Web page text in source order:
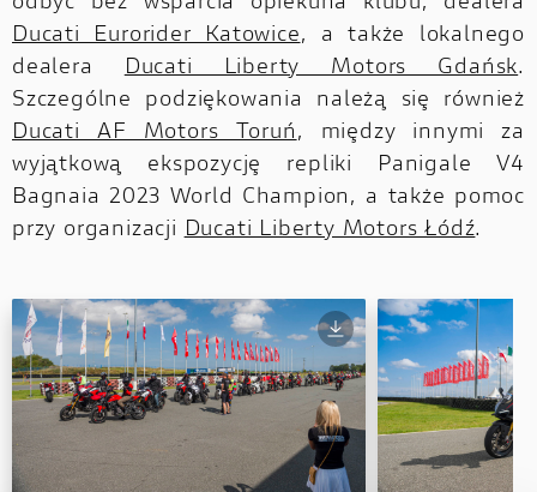
Ducati Eurorider Katowice, a także lokalnego
dealera
Ducati Liberty Motors Gdańsk.
Szczególne podziękowania należą się również
Ducati AF Motors Toruń , między innymi za
wyjątkową ekspozycję repliki Panigale V4
Bagnaia 2023 World Champion, a także pomoc
przy organizacji Ducati Liberty Motors Łódź.